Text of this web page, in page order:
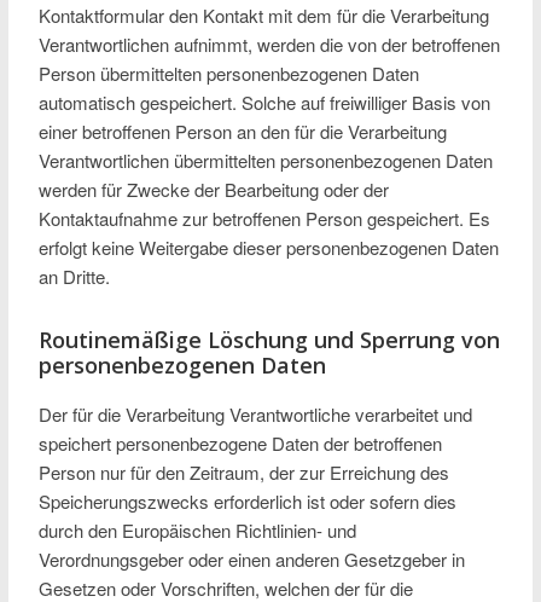
Kontaktformular den Kontakt mit dem für die Verarbeitung
Verantwortlichen aufnimmt, werden die von der betroffenen
Person übermittelten personenbezogenen Daten
automatisch gespeichert. Solche auf freiwilliger Basis von
einer betroffenen Person an den für die Verarbeitung
Verantwortlichen übermittelten personenbezogenen Daten
werden für Zwecke der Bearbeitung oder der
Kontaktaufnahme zur betroffenen Person gespeichert. Es
erfolgt keine Weitergabe dieser personenbezogenen Daten
an Dritte.
Routinemäßige Löschung und Sperrung von
personenbezogenen Daten
Der für die Verarbeitung Verantwortliche verarbeitet und
speichert personenbezogene Daten der betroffenen
Person nur für den Zeitraum, der zur Erreichung des
Speicherungszwecks erforderlich ist oder sofern dies
durch den Europäischen Richtlinien- und
Verordnungsgeber oder einen anderen Gesetzgeber in
Gesetzen oder Vorschriften, welchen der für die